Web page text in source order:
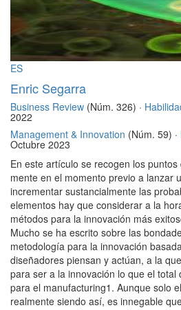
ES
Enric Segarra
Business Review (Núm. 326) ·
2022
Management & Innovation (Núm. 59) ·
Octubre 2023
En este artículo se recogen los
mente en el momento previo a lanzar
incrementar sustancialmente las
elementos hay que considerar a la
métodos para la innovación más
Mucho se ha escrito sobre las
metodología para la innovación
diseñadores piensan y actúan, a la
para ser a la innovación lo que el
para el manufacturing1. Aunque solo
realmente siendo así, es innegable